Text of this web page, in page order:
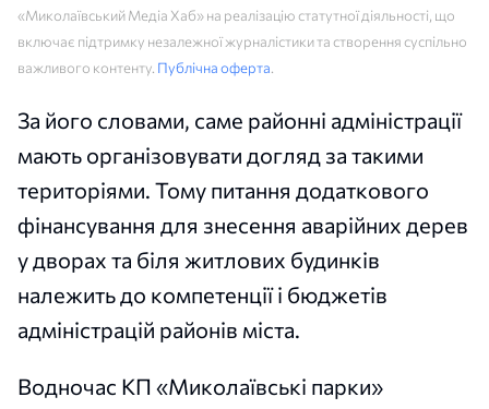
«Миколаївський Медіа Хаб» на реалізацію статутної діяльності, що
включає підтримку незалежної журналістики та створення суспільно
важливого контенту. Публічна оферта.
За його словами, саме районні адміністрації
мають організовувати догляд за такими
територіями. Тому питання додаткового
фінансування для знесення аварійних дерев
у дворах та біля житлових будинків
належить до компетенції і бюджетів
адміністрацій районів міста.
Водночас КП «Миколаївські парки»